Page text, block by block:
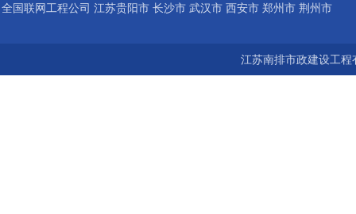
全国联网工程公司 江苏贵阳市 长沙市 武汉市 西安市 郑州市 荆州市
江苏南排市政建设工